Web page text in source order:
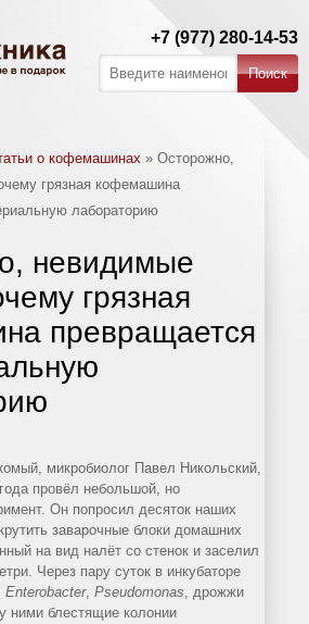
+7 (977) 280-14-53
о кофемашинах » Осторожно,
грязная кофемашина
лабораторию
невидимые
грязная
превращается
микробиолог Павел Никольский,
провёл небольшой, но
Он попросил десяток наших
заварочные блоки домашних
на вид налёт со стенок и заселил
Через пару суток в инкубаторе
Enterobacter, Pseudomonas, дрожжи
ними блестящие колонии